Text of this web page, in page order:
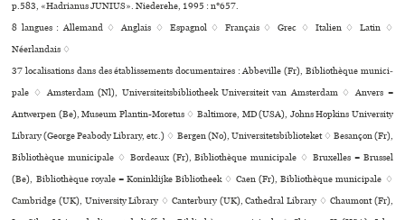
p.583, «Hadrianus JUNIUS». Niederehe, 1995 : n°657.
8 langues :Allemand ♢Anglais ♢ Espagnol ♢ Français ♢Grec ♢ Italien ♢Latin ♢
Néerlandais ♢
37 localisations dans des établissements documentaires : Abbeville (Fr), Bibliothèque muni­ci­
pale ♢ Amsterdam (Nl), Universiteitsbibliotheek Universiteit van Amsterdam ♢ Anvers =
Antwerpen (Be), Museum Plantin-Moretus ♢ Baltimore, MD (USA), Johns Hopkins University
Library (George Peabody Library, etc.) ♢ Bergen (No), Universitetsbiblioteket ♢ Besançon (Fr),
Bibliothèque muni­ci­pale ♢ Bordeaux (Fr), Bibliothèque muni­ci­pale ♢ Bruxelles = Brussel
(Be), Bibliothèque royale = Koninklijke Bibliotheek ♢ Caen (Fr), Bibliothèque muni­ci­pale ♢
Cambridge (UK), University Library ♢ Canterbury (UK), Cathedral Library ♢ Chaumont (Fr),